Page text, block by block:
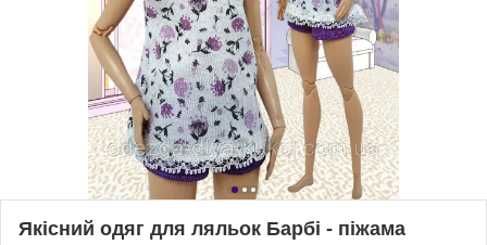
Якісний одяг для ляльок Барбі - піжама